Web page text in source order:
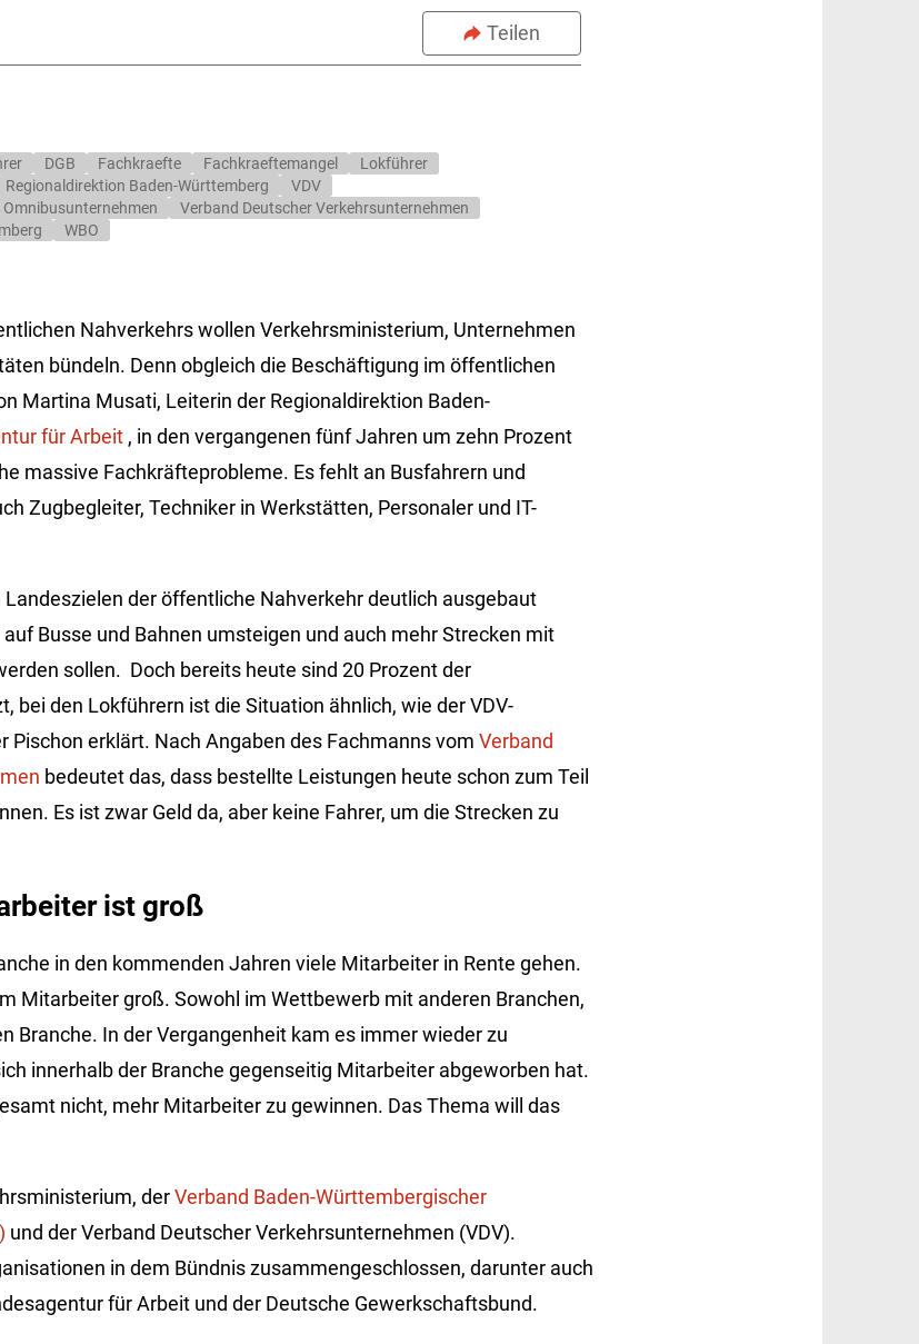
Teilen
DGB Fachkraefte Fachkraeftemangel
Lokführer
Regionaldirektion Baden-Württemberg
VDV
Verband Deutscher Verkehrsunternehmen
WBO
Nahverkehrs wollen Verkehrsministerium, Unternehmen
bündeln. Denn obgleich die Beschäftigung im öffentlichen
Martina Musati, Leiterin der Regionaldirektion Baden-
für Arbeit , in den vergangenen fünf Jahren um zehn Prozent
massive Fachkräfteprobleme. Es fehlt an Busfahrern und
Zugbegleiter, Techniker in Werkstätten, Personaler und IT-
der öffentliche Nahverkehr deutlich ausgebaut
Busse und Bahnen umsteigen und auch mehr Strecken mit
sollen. Doch bereits heute sind 20 Prozent der
bei den Lokführern ist die Situation ähnlich, wie der VDV-
Pischon erklärt. Nach Angaben des Fachmanns vom Verband
bedeutet das, dass bestellte Leistungen heute schon zum Teil
Es ist zwar Geld da, aber keine Fahrer, um die Strecken zu
ist groß
in den kommenden Jahren viele Mitarbeiter in Rente gehen.
Mitarbeiter groß. Sowohl im Wettbewerb mit anderen Branchen,
Branche. In der Vergangenheit kam es immer wieder zu
innerhalb der Branche gegenseitig Mitarbeiter abgeworben hat.
nicht, mehr Mitarbeiter zu gewinnen. Das Thema will das
derVerband Baden-Württembergischer
und der Verband Deutscher Verkehrsunternehmen (VDV).
in dem Bündnis zusammengeschlossen, darunter auch
für Arbeit und der Deutsche Gewerkschaftsbund.